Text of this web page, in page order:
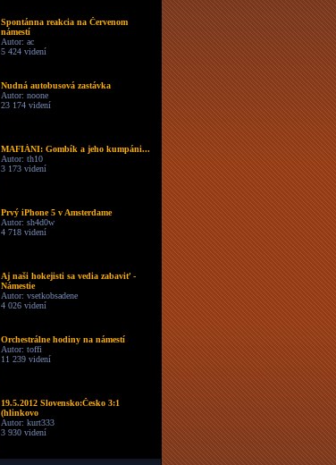
Spontánna reakcia na Červenom
námestí
Autor: ac
5 424 videní
Nudná autobusová zastávka
Autor: noone
23 174 videní
MAFIÁNI: Gombík a jeho kumpáni...
Autor: th10
3 173 videní
Prvý iPhone 5 v Amsterdame
Autor: sh4d0w
4 718 videní
Aj naši hokejisti sa vedia zabaviť -
Námestie
Autor: vsetkobsadene
4 026 videní
Orchestrálne hodiny na námestí
Autor: toffi
11 239 videní
19.5.2012 Slovensko:Česko 3:1
(hlinkovo
Autor: kurt333
3 930 videní